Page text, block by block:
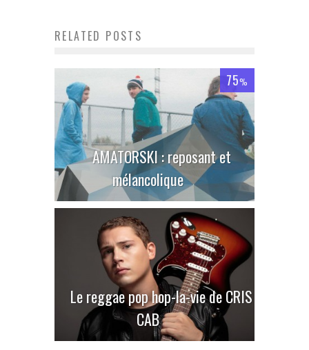
RELATED POSTS
75%
AMATORSKI : reposant et
mélancolique
Le reggae pop hop-la-vie de CRIS
CAB